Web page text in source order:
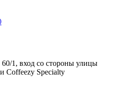
1, вход со стороны улицы
Coffeezy Specialty